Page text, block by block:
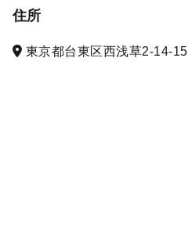
住所
東京都台東区西浅草2-14-15